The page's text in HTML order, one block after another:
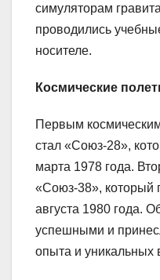
симуляторам
проводились
носителе.
Космические
Первым
стал «Союз-28»,
марта 1978 года.
«Союз-38», который
августа 1980 года.
успешными и
опыта и уникальных